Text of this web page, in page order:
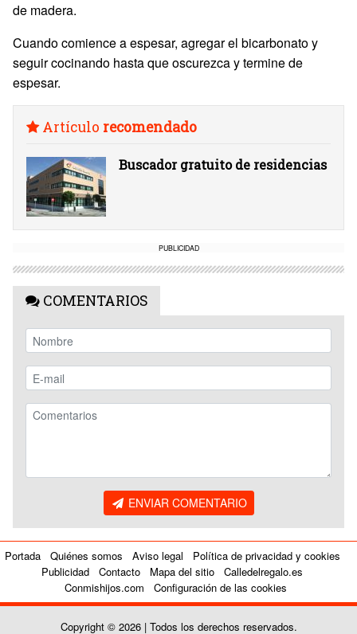
de madera.
Cuando comience a espesar, agregar el bicarbonato y
seguir cocinando hasta que oscurezca y termine de
espesar.
Artículo recomendado
Buscador gratuito de residencias
PUBLICIDAD
COMENTARIOS
ENVIAR COMENTARIO
Portada Quiénes somos Aviso legal
Política de privacidad y cookies
Publicidad
Contacto Mapa del sitio
Calledelregalo.es
Conmishijos.com
Configuración de las cookies
Copyright © 2026 | Todos los derechos reservados.